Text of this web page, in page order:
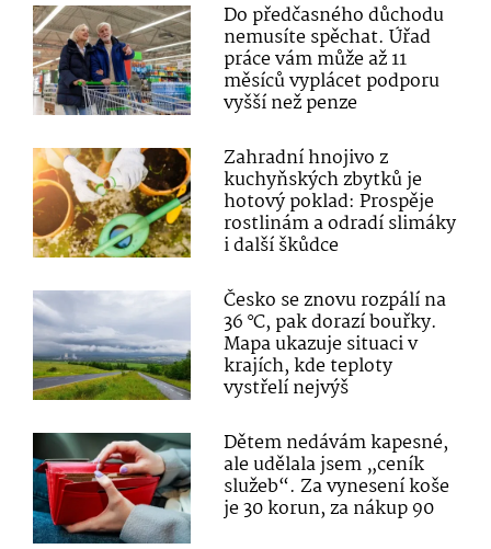
Do předčasného důchodu
nemusíte spěchat. Úřad
práce vám může až 11
měsíců vyplácet podporu
vyšší než penze
Zahradní hnojivo z
kuchyňských zbytků je
hotový poklad: Prospěje
rostlinám a odradí slimáky
i další škůdce
Česko se znovu rozpálí na
36 °C, pak dorazí bouřky.
Mapa ukazuje situaci v
krajích, kde teploty
vystřelí nejvýš
Dětem nedávám kapesné,
ale udělala jsem „ceník
služeb“. Za vynesení koše
je 30 korun, za nákup 90